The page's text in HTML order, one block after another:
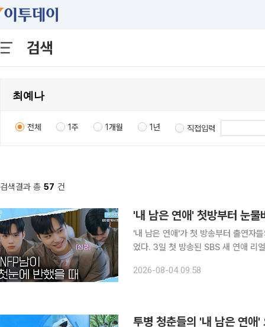
검색
전체 1주 1개월 1년 직접입력
검색결과 총 57 건
'내 남은 연애' 첫방부터 눈
'내 남은 연애'가 첫 방송부터 출연자
었다. 3일 첫 방송된 SBS 새 연애 리얼리티 '내 남은 연애'에서는 암이나 희귀난치성 질환을 겪었던
기 속에서도 미묘한 호감을 드러내며
2026-08-04 09:58
투병 청춘들의 '내 남은 연